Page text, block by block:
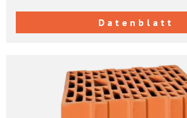
Datenblatt